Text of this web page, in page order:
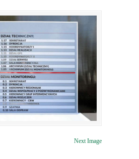
Next Image